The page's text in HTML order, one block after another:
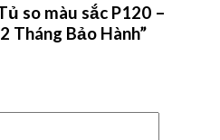
so màu sắc P120 –
Tháng Bảo Hành”